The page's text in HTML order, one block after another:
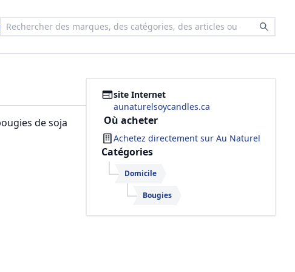
de soja
site Internet
aunaturelsoycandles.ca
Où acheter
Achetez directement sur Au Naturel
Catégories
Domicile
Bougies